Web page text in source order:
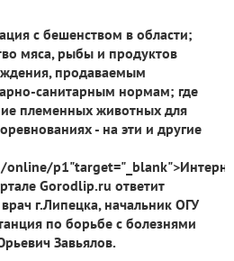
с бешенством в области;
мяса, рыбы и продуктов
продаваемым
санитарным нормам; где
племенных животных для
- на эти и другие
Gorodlip.ru ответит
г.Липецка, начальник ОГУ
по борьбе с болезнями
Завьялов.